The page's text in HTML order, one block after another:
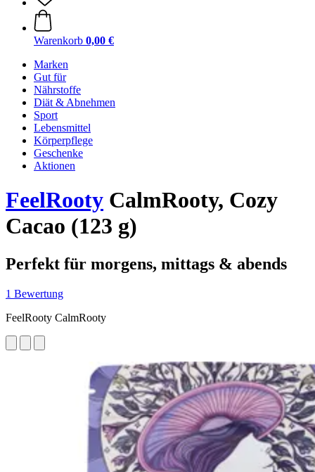
Warenkorb 0,00 €
Marken
Gut für
Nährstoffe
Diät & Abnehmen
Sport
Lebensmittel
Körperpflege
Geschenke
Aktionen
FeelRooty CalmRooty, Cozy
Cacao (123 g)
Perfekt für morgens, mittags & abends
1 Bewertung
FeelRooty CalmRooty